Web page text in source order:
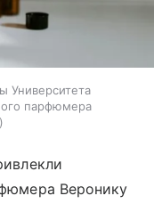
Университета
парфюмера
Веронику